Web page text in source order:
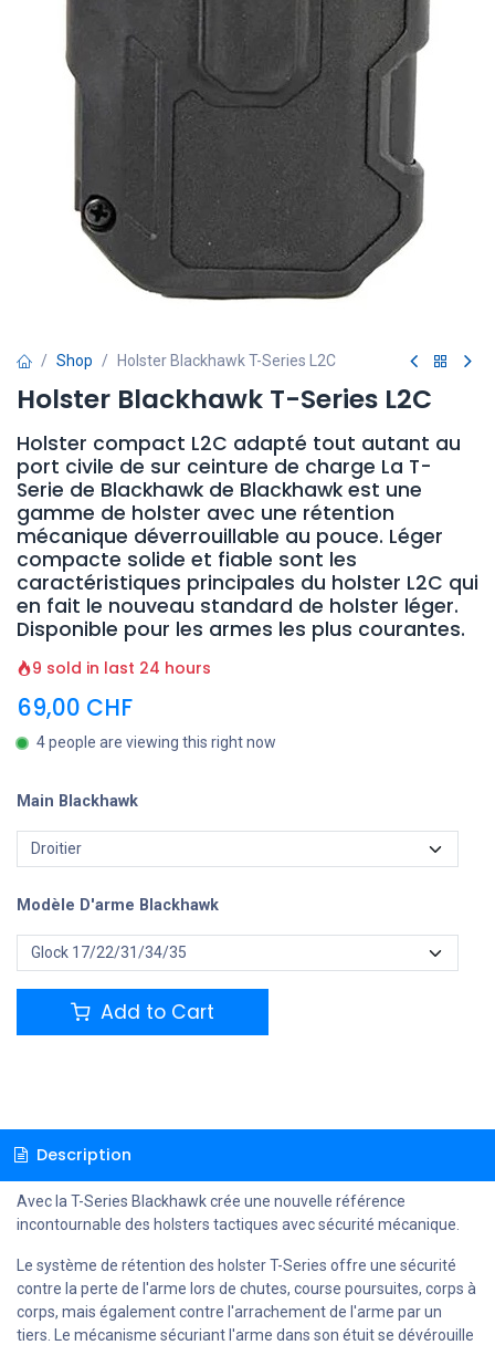
Shop Holster Blackhawk T-Series L2C
Holster Blackhawk T-Series L2C
Holster compact L2C adapté tout autant au
port civile de sur ceinture de charge La T-
Serie de Blackhawk de Blackhawk est une
gamme de holster avec une rétention
mécanique déverrouillable au pouce. Léger
compacte solide et fiable sont les
caractéristiques principales du holster L2C qui
en fait le nouveau standard de holster léger.
Disponible pour les armes les plus courantes.
9 sold in last 24 hours
69,00 CHF
4 people are viewing this right now
Main Blackhawk
Modèle D'arme Blackhawk
Add to Cart
Description
Avec la T-Series Blackhawk crée une nouvelle référence
incontournable des holsters tactiques avec sécurité mécanique.
Le système de rétention des holster T-Series offre une sécurité
contre la perte de l'arme lors de chutes, course poursuites, corps à
corps, mais également contre l'arrachement de l'arme par un
tiers. Le mécanisme sécuriant l'arme dans son étuit se dévérouille